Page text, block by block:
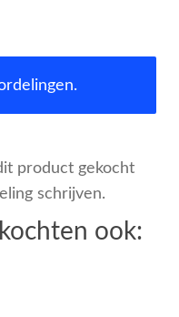
product gekocht
schrijven.
ook: